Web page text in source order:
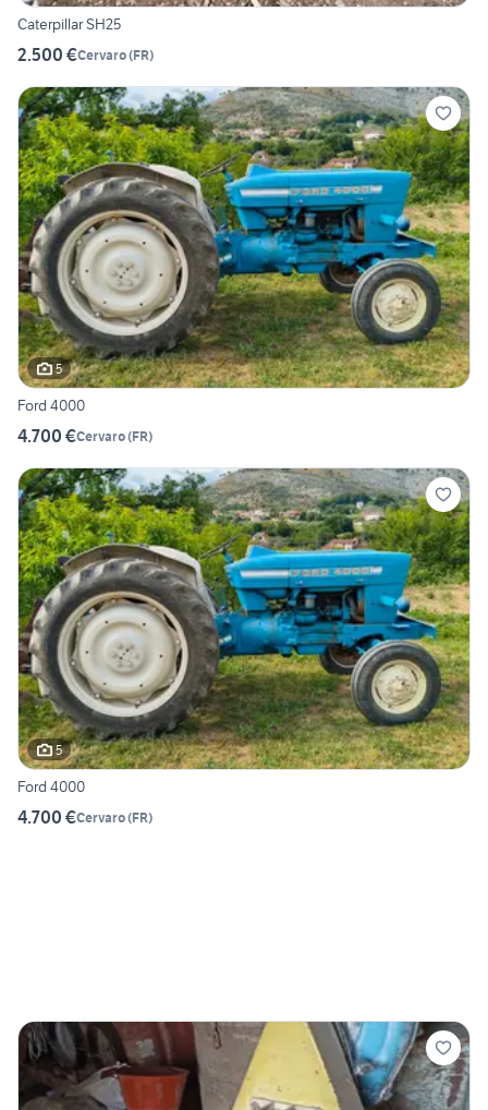
Caterpillar SH25
2.500 €Cervaro(FR)
5
Ford 4000
4.700 €Cervaro(FR)
5
Ford 4000
4.700 €Cervaro(FR)